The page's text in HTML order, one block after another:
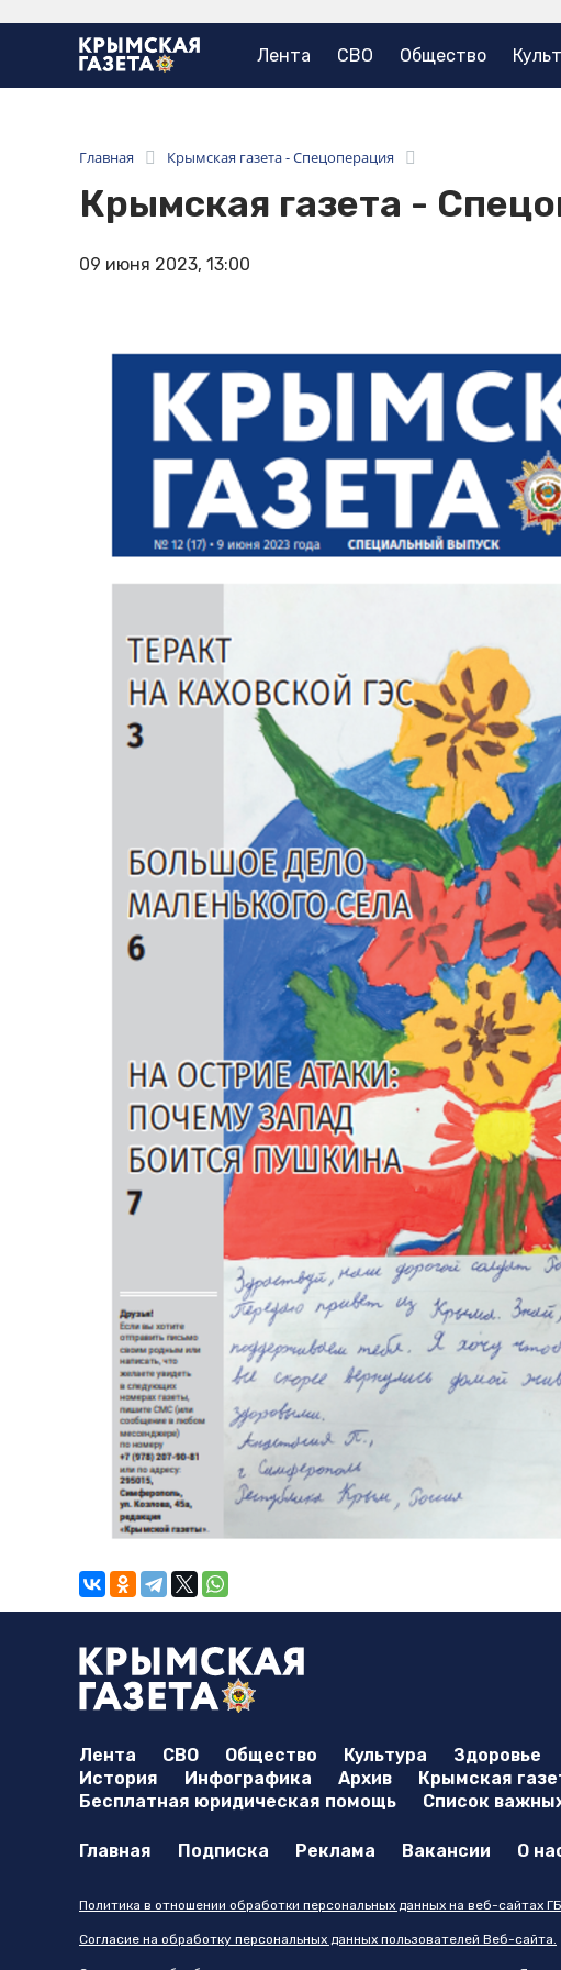
Лента СВО Общество
Главная Крымская газета - Спецоперация
Крымская газета -
09 июня 2023, 13:00
Лента СВО Общество Культура Здоровье
История
Инфографика Архив Крымская
Бесплатная юридическая помощь
Список
Главная Подписка Реклама Вакансии О
Политика в отношении обработки персональных данных на веб-сайтах
Согласие на обработку персональных данных пользователей Веб-сайта.